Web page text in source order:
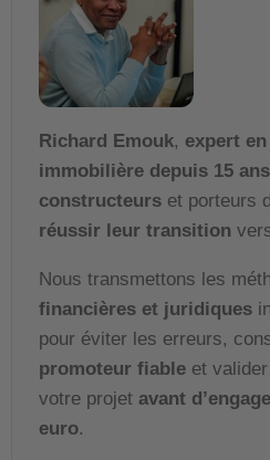
Richard Emouk, expert
immobilière depuis 15 ans
constructeurs et porteurs
réussir leur transition
Nous transmettons les
financières et juridiques
pour éviter les erreurs,
promoteur fiable et
votre projet avant
euro.